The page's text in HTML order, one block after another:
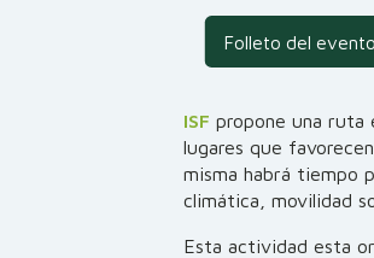
Folleto del evento
ISF propone una ruta
lugares que
misma habrá tiempo
climática, movilidad
Esta actividad esta